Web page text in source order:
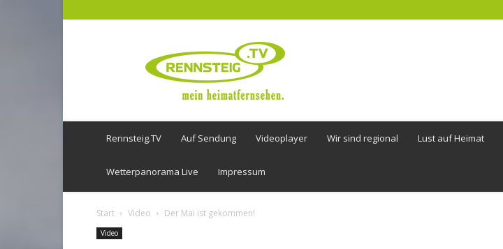
Rennsteig.TV Auf Sendung Videoplayer Wir sind regional Lust auf Heimat
Wetterpanorama Live Impressum
Start Video Der Mai ist gekommen!
Video